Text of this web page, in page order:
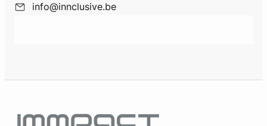
info@innclusive.be